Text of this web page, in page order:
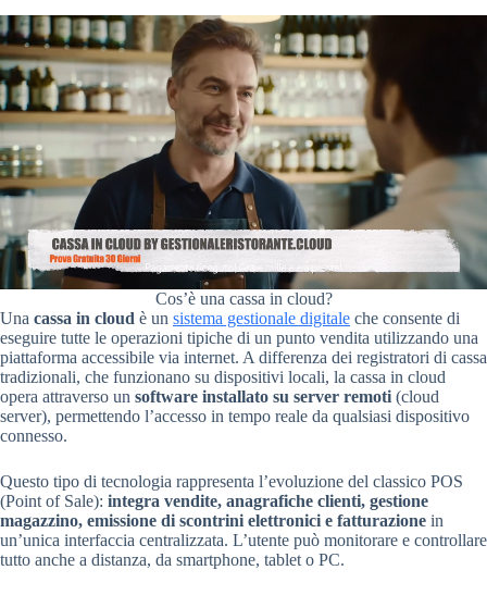
Cos’è una cassa in cloud?
Una cassa in cloud è un sistema gestionale digitale che consente di
eseguire tutte le operazioni tipiche di un punto vendita utilizzando una
piattaforma accessibile via internet. A differenza dei registratori di cassa
tradizionali, che funzionano su dispositivi locali, la cassa in cloud
opera attraverso un software installato su server remoti (cloud
server), permettendo l’accesso in tempo reale da qualsiasi dispositivo
connesso.
Questo tipo di tecnologia rappresenta l’evoluzione del classico POS
(Point of Sale): integra vendite, anagrafiche clienti, gestione
magazzino, emissione di scontrini elettronici e fatturazione in
un’unica interfaccia centralizzata. L’utente può monitorare e controllare
tutto anche a distanza, da smartphone, tablet o PC.